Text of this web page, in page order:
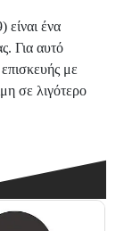
είναι ένα
Για αυτό
με
σε λιγότερο